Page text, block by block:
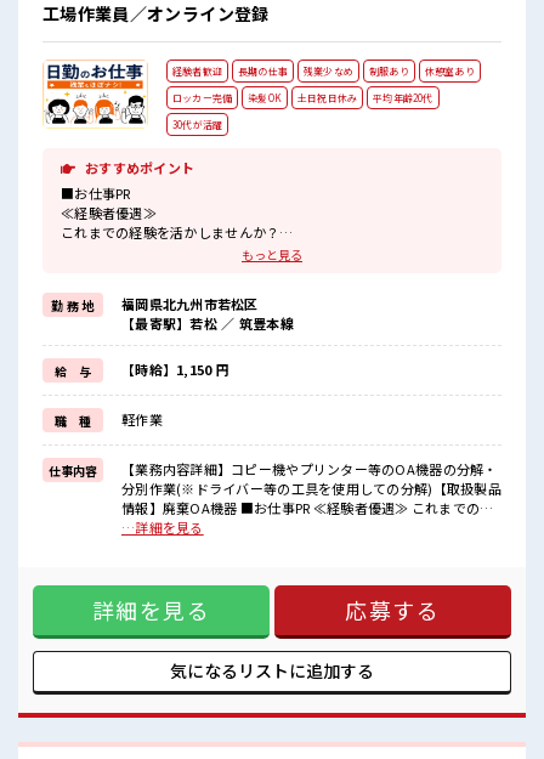
工場作業員／オンライン登録
経験者歓迎 長期の仕事 残業少なめ 制服あり
休憩室あり
ロッカー完備
染髪OK 土日祝日休み
平均年齢20代
30代が活躍
おすすめポイント
■お仕事PR
≪経験者優遇≫
これまでの経験を活かしませんか？
≪自分の時間も大切≫
残業はほとんどナシ！
場合によってはお願いすることもあります♪
≪完全週休二日制≫
週末は家族や友人と一緒にプライベート満喫！
≪ヘアカラーOKで自由な雰囲気の職場≫
明るすぎたり奇抜でなければ基本的に自由！
(規定有)≪動きやすい制服アリ≫
制服があるので、
毎日の服装の悩み解消♪
≪自分に合った期間で働ける≫
福利厚生が整った派遣のお仕事です！
髪型自由な職場！
≪20代の方が多数活躍中の職場≫
休憩室で楽しくランチ♪
時間があれば昼寝もしちゃおう！
残業はほとんどありません！
もっと見る
勤 務 地
福岡県北九州市若松区
【最寄駅】若松 ／ 筑豊本線
給 与 【時給】1,150 円
職 種 軽作業
仕事内容
【業務内容詳細】コピー機やプリンター等のOA機器の分解・
分別作業(※ドライバー等の工具を使用しての分解)【取扱製品
情報】廃棄OA機器 ■お仕事PR ≪経験者優遇≫ これまでの経
験を活かしませんか？ ブランクがあっても大丈夫♪ 経験はち
≪完全週休二日制≫ 週末は家族や友人と一緒にプライベート
満喫！ ≪ヘアカラーOKで自由な雰囲気の職場≫ 明るすぎた
り奇抜でなければ基本的に自由！ (規定有)≪動きやすい制服
アリ≫ 制服があるので、 毎日の服装の悩み解消♪ ≪自分に合
った期間で働ける≫ 福利厚生が整った派遣のお仕事です！ ■
職場の雰囲気 髪型にこだわりのあるアナタは必見！ 髪型自由
ンチ♪ 時間があれば昼寝もしちゃおう！ 残業はほとんどあり
ません！
…詳細を見る
詳細を見る 応募する
気になるリストに追加する